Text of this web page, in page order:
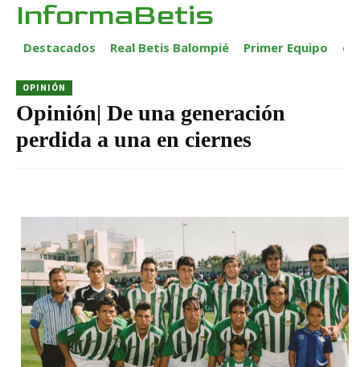
InformaBetis
Destacados Real Betis Balompié Primer Equipo
OPINIÓN
Opinión| De una generación
perdida a una en ciernes